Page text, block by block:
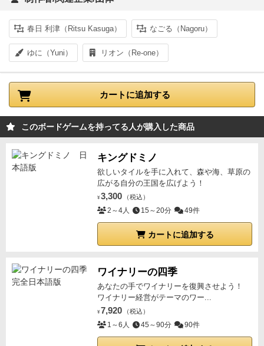
春日 利津（Ritsu Kasuga） なごる（Nagoru）
ゆに（Yuni） リオン（Re-one）
カートに追加する
このボードゲームを持ってる人が購入した商品
キングドミノ
欲しいタイルを手に入れて、森や海、草原の
広がる自分の王国を広げよう！
¥ 3,300 （税込）
2～4人 15～20分 49件
カートに追加する
ワイナリーの四季
あなたの手でワイナリーを復興させよう！
ワイナリー経営がテーマのワー...
¥ 7,920 （税込）
1～6人 45～90分 90件